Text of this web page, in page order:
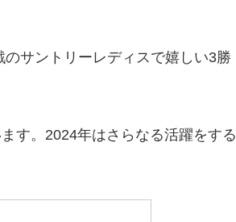
サントリーレディスで嬉しい3勝
す。2024年はさらなる活躍をする